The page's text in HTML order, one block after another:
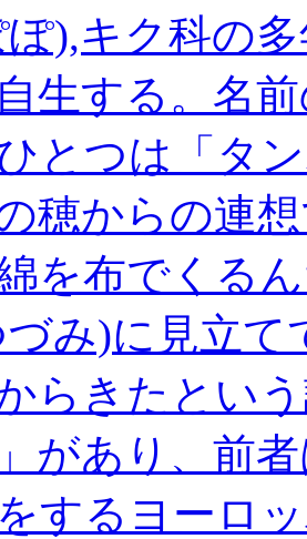
),キク科の
生する。名
とつは「タ
穂からの連
を布でくる
み)に見立
らきたとい
があり、前
するヨーロ